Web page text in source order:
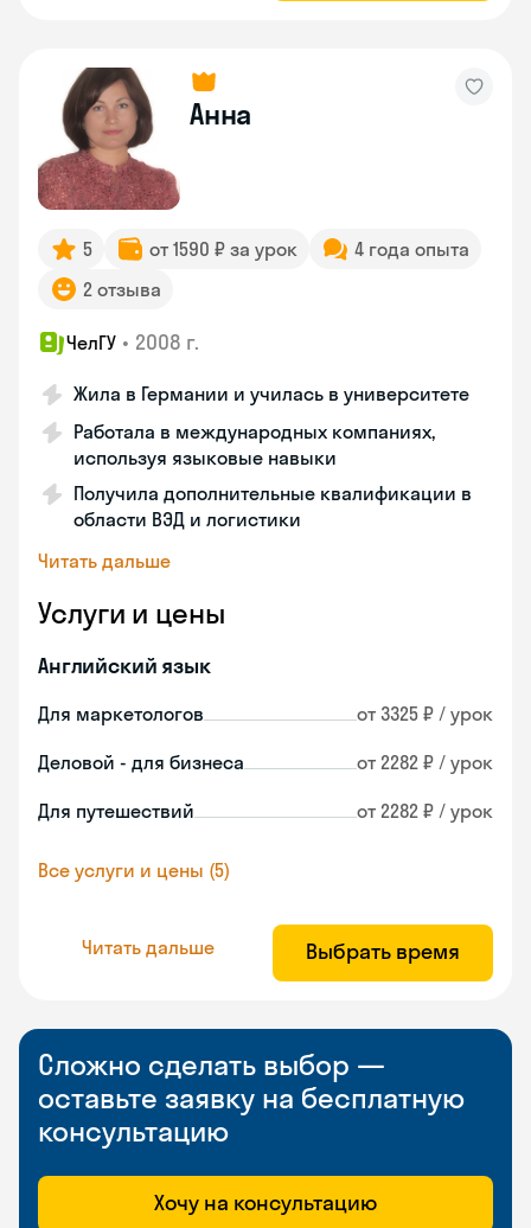
Анна
5 от 1590 ₽ за урок
4 года опыта
2 отзыва
ЧелГУ • 2008 г.
Жила в Германии и училась в университете
Работала в международных компаниях,
используя языковые навыки
Получила дополнительные квалификации в
области ВЭД и логистики
Читать дальше
Услуги и цены
Английский язык
Для маркетологов от 3325 ₽ / урок
Деловой - для бизнеса от 2282 ₽ / урок
Для путешествий от 2282 ₽ / урок
Все услуги и цены (5)
Читать дальше Выбрать время
Сложно сделать выбор —
оставьте заявку на бесплатную
консультацию
Хочу на консультацию